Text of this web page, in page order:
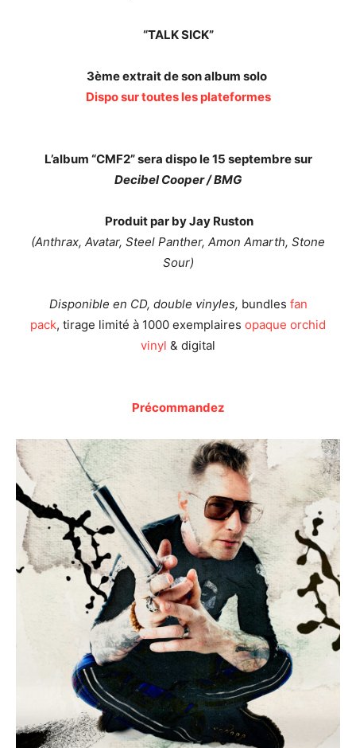
“TALK SICK”
3ème extrait de son album solo
Dispo sur toutes les plateformes
L’album “CMF2” sera dispo le 15 septembre sur
Decibel Cooper / BMG
Produit par by Jay Ruston
(Anthrax, Avatar, Steel Panther, Amon Amarth, Stone
Sour)
Disponible en CD, double vinyles, bundles fan
pack, tirage limité à 1000 exemplaires opaque orchid
vinyl & digital
Précommandez